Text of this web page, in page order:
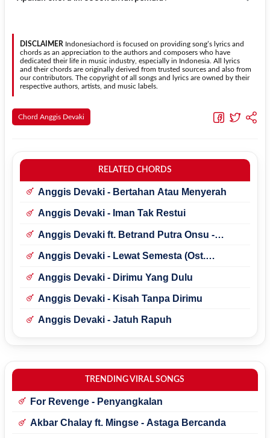
kebutuhan.
Transpose (bawah)untuk menurunkan nada. Seluruh chord akan
dipelajari oleh pemula tanpa menghilangkan struktur dasar lagu.
DISCLAIMER Indonesiachord is focused on providing song’s lyrics and
chords as an appreciation to the authors and composers who have
dedicated their life in music industry, especially in Indonesia. All lyrics
and their chords are originally derived from trusted sources and also from
our contributors. The copyright of all songs and lyrics are owned by their
respective authors, artists, and music labels.
Chord Anggis Devaki
RELATED CHORDS
Anggis Devaki - Bertahan Atau Menyerah
Anggis Devaki - Iman Tak Restui
Anggis Devaki ft. Betrand Putra Onsu -
Anggis Devaki - Lewat Semesta (Ost.
Anggis Devaki - Dirimu Yang Dulu
Anggis Devaki - Kisah Tanpa Dirimu
Anggis Devaki - Jatuh Rapuh
TRENDING VIRAL SONGS
For Revenge - Penyangkalan
Akbar Chalay ft. Mingse - Astaga Bercanda